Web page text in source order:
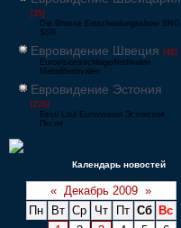
[35]
Die Grosse Entscheidungsshow SRG
SSR
Евровидение Швеция [48]
Eurovisionsschlagerfestivalen
Melodifestivalen
Евровидение Эстония
[226]
Eesti Laul Eurovisioon Эстонская
Песня
Календарь новостей
« Декабрь 2009 »
Пн
Вт Ср Чт Пт Сб
Вс